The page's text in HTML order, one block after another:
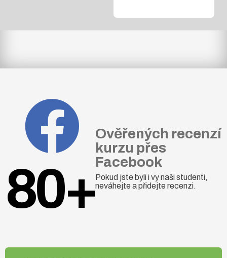
80+
Ověřených recenzí
kurzu přes
Facebook
Pokud jste byli i vy naši studenti,
neváhejte a přidejte recenzi.